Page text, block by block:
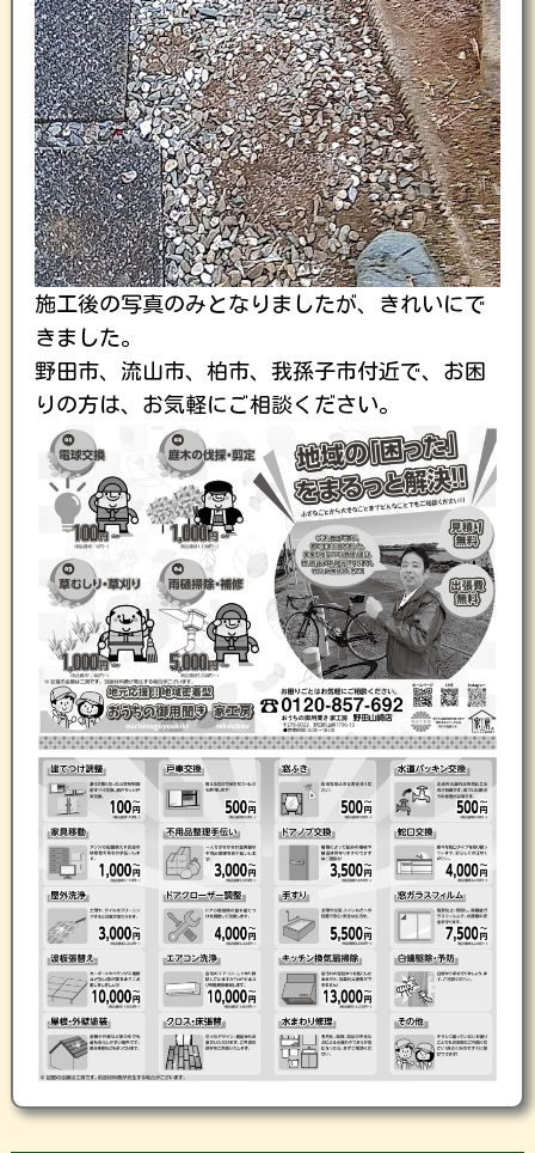
施工後の写真のみとなりましたが、きれいにで
きました。
野田市、流山市、柏市、我孫子市付近で、お困
りの方は、お気軽にご相談ください。